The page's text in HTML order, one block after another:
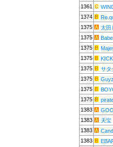
1361
1374
1375
太田
1375
1375
1375
1375
サタ
1375
1375
1375
1383
1383
天宝
1383
1383